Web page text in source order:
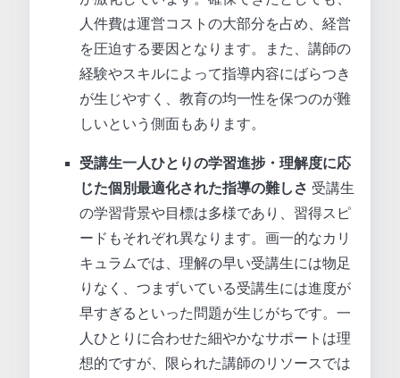
人件費は運営コストの大部分を占め、経営
を圧迫する要因となります。また、講師の
経験やスキルによって指導内容にばらつき
が生じやすく、教育の均一性を保つのが難
しいという側面もあります。
受講生一人ひとりの学習進捗・理解度に応
じた個別最適化された指導の難しさ 受講生
の学習背景や目標は多様であり、習得スピ
ードもそれぞれ異なります。画一的なカリ
キュラムでは、理解の早い受講生には物足
りなく、つまずいている受講生には進度が
早すぎるといった問題が生じがちです。一
人ひとりに合わせた細やかなサポートは理
想的ですが、限られた講師のリソースでは